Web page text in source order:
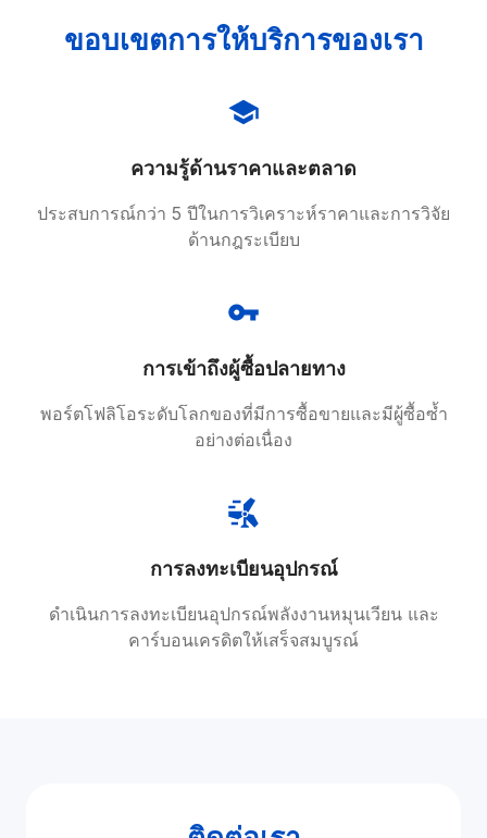
ขอบเขตการให้บริการของเรา
ความรู้ด้านราคาและตลาด
ประสบการณ์กว่า 5 ปีในการวิเคราะห์ราคาและการวิจัย
ด้านกฎระเบียบ
การเข้าถึงผู้ซื้อปลายทาง
พอร์ตโฟลิโอระดับโลกของที่มีการซื้อขายและมีผู้ซื้อซ้ำ
อย่างต่อเนื่อง
การลงทะเบียนอุปกรณ์
ดำเนินการลงทะเบียนอุปกรณ์พลังงานหมุนเวียน และ
คาร์บอนเครดิตให้เสร็จสมบูรณ์